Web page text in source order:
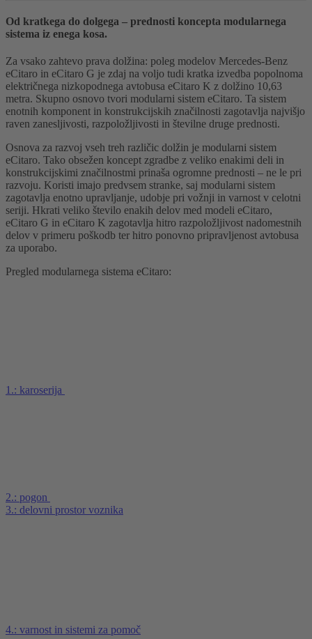
Od kratkega do dolgega – prednosti koncepta modularnega
sistema iz enega kosa.
Za vsako zahtevo prava dolžina: poleg modelov Mercedes-Benz
eCitaro in eCitaro G je zdaj na voljo tudi kratka izvedba popolnoma
električnega nizkopodnega avtobusa eCitaro K z dolžino 10,63
metra. Skupno osnovo tvori modularni sistem eCitaro. Ta sistem
enotnih komponent in konstrukcijskih značilnosti zagotavlja najvišjo
raven zanesljivosti, razpoložljivosti in številne druge prednosti.
Osnova za razvoj vseh treh različic dolžin je modularni sistem
eCitaro. Tako obsežen koncept zgradbe z veliko enakimi deli in
konstrukcijskimi značilnostmi prinaša ogromne prednosti – ne le pri
razvoju. Koristi imajo predvsem stranke, saj modularni sistem
zagotavlja enotno upravljanje, udobje pri vožnji in varnost v celotni
seriji. Hkrati veliko število enakih delov med modeli eCitaro,
eCitaro G in eCitaro K zagotavlja hitro razpoložljivost nadomestnih
delov v primeru poškodb ter hitro ponovno pripravljenost avtobusa
za uporabo.
Pregled modularnega sistema eCitaro:
1.: karoserija
2.: pogon
3.: delovni prostor voznika
4.: varnost in sistemi za pomoč